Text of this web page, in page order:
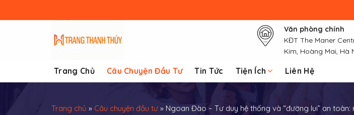
to
Văn phòng chính
KĐT The Maner
Kim, Hoàng Mai, Hà
Trang Chủ Câu Chuyện Đầu Tư Tin Tức Tiện Ích Liên Hệ
Trang chủ » Câu chuyện đầu tư » Ngoan Đào – Tư duy hệ thống và “đường lui” an